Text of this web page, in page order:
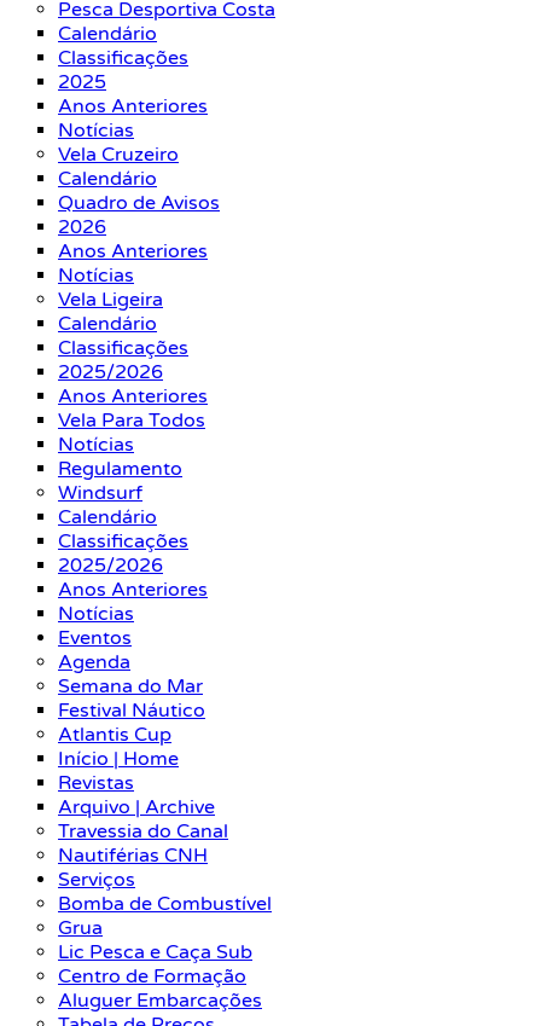
Pesca Desportiva Costa
Calendário
Classificações
2025
Anos Anteriores
Notícias
Vela Cruzeiro
Calendário
Quadro de Avisos
2026
Anos Anteriores
Notícias
Vela Ligeira
Calendário
Classificações
2025/2026
Anos Anteriores
Vela Para Todos
Notícias
Regulamento
Windsurf
Calendário
Classificações
2025/2026
Anos Anteriores
Notícias
Eventos
Agenda
Semana do Mar
Festival Náutico
Atlantis Cup
Início | Home
Revistas
Arquivo | Archive
Travessia do Canal
Nautiférias CNH
Serviços
Bomba de Combustível
Grua
Lic Pesca e Caça Sub
Centro de Formação
Aluguer Embarcações